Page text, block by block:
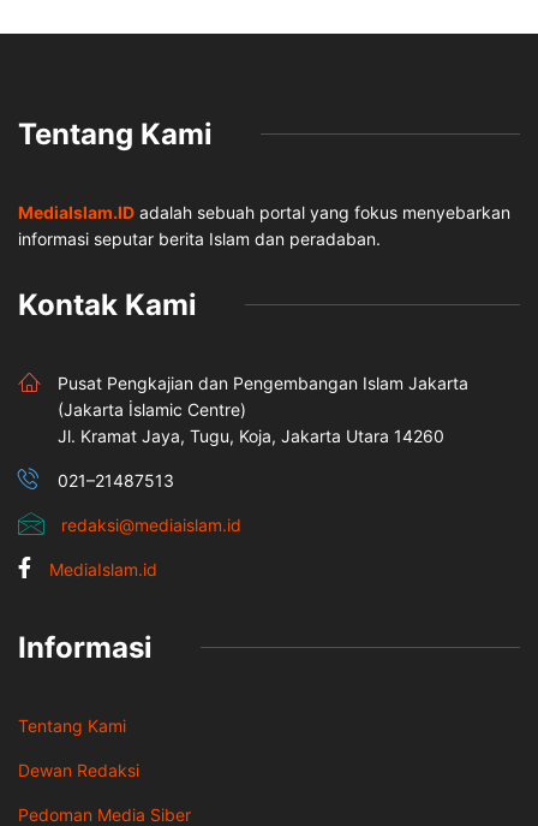
Tentang Kami
MediaIslam.ID adalah sebuah portal yang fokus menyebarkan
informasi seputar berita Islam dan peradaban.
Kontak Kami
Pusat Pengkajian dan Pengembangan Islam Jakarta
(Jakarta İslamic Centre)
Jl. Kramat Jaya, Tugu, Koja, Jakarta Utara 14260
021–21487513
redaksi@mediaislam.id
MediaIslam.id
Informasi
Tentang Kami
Dewan Redaksi
Pedoman Media Siber